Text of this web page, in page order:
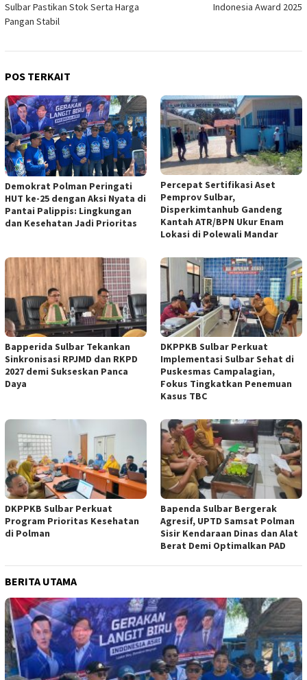
Sulbar Pastikan Stok Serta Harga
Pangan Stabil
Indonesia Award 2025
POS TERKAIT
Demokrat Polman Peringati
HUT ke-25 dengan Aksi Nyata di
Pantai Palippis: Lingkungan
dan Kesehatan Jadi Prioritas
Percepat Sertifikasi Aset
Pemprov Sulbar,
Disperkimtanhub Gandeng
Kantah ATR/BPN Ukur Enam
Lokasi di Polewali Mandar
Bapperida Sulbar Tekankan
Sinkronisasi RPJMD dan RKPD
2027 demi Sukseskan Panca
Daya
DKPPKB Sulbar Perkuat
Implementasi Sulbar Sehat di
Puskesmas Campalagian,
Fokus Tingkatkan Penemuan
Kasus TBC
DKPPKB Sulbar Perkuat
Program Prioritas Kesehatan
di Polman
Bapenda Sulbar Bergerak
Agresif, UPTD Samsat Polman
Sisir Kendaraan Dinas dan Alat
Berat Demi Optimalkan PAD
BERITA UTAMA